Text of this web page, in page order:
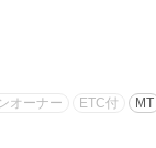
オーナー ETC付 MT